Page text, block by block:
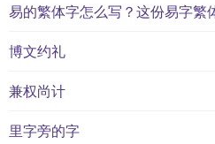
博文约礼
兼权尚计
里字旁的字